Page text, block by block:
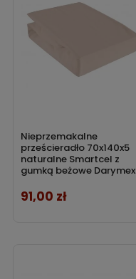
Nieprzemakalne
prześcieradło 70x140x5
naturalne Smartcel z
gumką beżowe Darymex
Cena
91,00 zł